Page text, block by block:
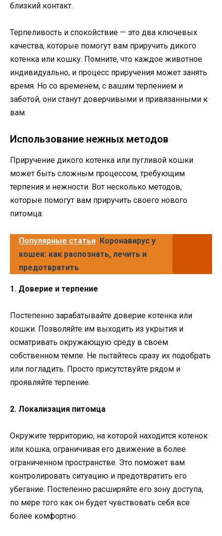
близкий контакт.
Терпеливость и спокойствие — это два ключевых
качества, которые помогут вам приручить дикого
котенка или кошку. Помните, что каждое животное
индивидуально, и процесс приручения может занять
время. Но со временем, с вашим терпением и
заботой, они станут доверчивыми и привязанными к
вам.
Использование нежных методов
Приручение дикого котенка или пугливой кошки
может быть сложным процессом, требующим
терпения и нежности. Вот несколько методов,
которые помогут вам приручить своего нового
питомца:
Популярные статьи Коронавирус у
кошек: как распознать, лечить и
предотвратить
1. Доверие и терпение
Постепенно зарабатывайте доверие котенка или
кошки. Позволяйте им выходить из укрытия и
осматривать окружающую среду в своем
собственном темпе. Не пытайтесь сразу их подобрать
или погладить. Просто присутствуйте рядом и
проявляйте терпение.
2. Локализация питомца
Окружите территорию, на которой находится котенок
или кошка, ограничивая его движение в более
ограниченном пространстве. Это поможет вам
контролировать ситуацию и предотвратить его
убегание. Постепенно расширяйте его зону доступа,
по мере того как он будет чувствовать себя все
более комфортно.